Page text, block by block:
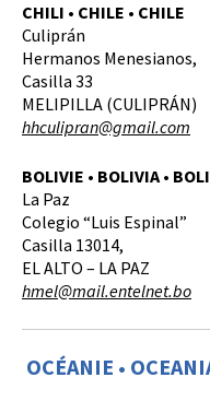
CHILI • CHILE • CHILE
Culiprán
Hermanos Menesianos,
Casilla 33
MELIPILLA (CULIPRÁN)
hhculipran@gmail.com
BOLIVIE • BOLIVIA •
La Paz
Colegio “Luis Espinal”
Casilla 13014,
EL ALTO – LA PAZ
hmel@mail.entelnet.bo
OCÉANIE •